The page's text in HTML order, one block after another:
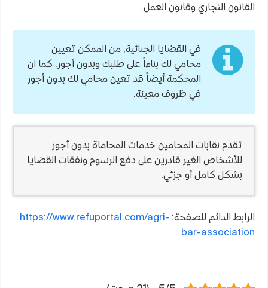
القانون التجاري وقانون العمل.
في القضايا الجنائية, من الممكن تعيين
محامي لك بناءاً على طلبك وبدون أجور. كما ان
المحكمة أيضاً قد تعين محامي لك بدون أجور
في ظروف معينة.
تقدم نقابات المحامين خدمات المحاماة بدون أجور
للأشخاص الغير قادرين على دفع الرسوم ونفقات القضايا
بشكل كامل أو جزئي.
الرابط الدائم للصفحة: https://www.refuportal.com/agri-
bar-association